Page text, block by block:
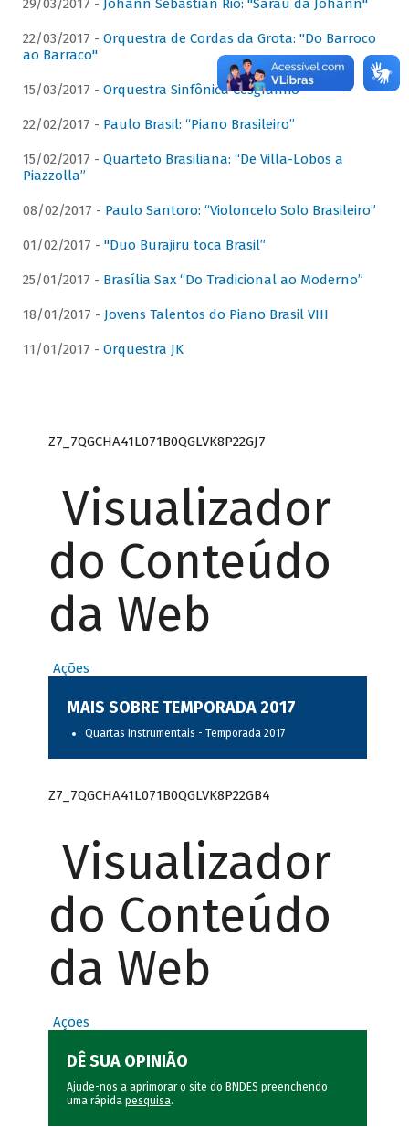
29/03/2017 - Johann Sebastian Rio: "Sarau da Johann"
22/03/2017 - Orquestra de Cordas da Grota: "Do Barroco
ao Barraco"
15/03/2017 - Orquestra Sinfônica Cesgranrio
22/02/2017 - Paulo Brasil: “Piano Brasileiro”
15/02/2017 - Quarteto Brasiliana: “De Villa-Lobos a
Piazzolla”
08/02/2017 - Paulo Santoro: “Violoncelo Solo Brasileiro”
01/02/2017 - "Duo Burajiru toca Brasil”
25/01/2017 - Brasília Sax “Do Tradicional ao Moderno”
18/01/2017 - Jovens Talentos do Piano Brasil VIII
11/01/2017 - Orquestra JK
Z7_7QGCHA41L071B0QGLVK8P22GJ7
Visualizador
do Conteúdo
da Web
Ações
MAIS SOBRE TEMPORADA 2017
Quartas Instrumentais - Temporada 2017
Z7_7QGCHA41L071B0QGLVK8P22GB4
Visualizador
do Conteúdo
da Web
Ações
DÊ SUA OPINIÃO
Ajude-nos a aprimorar o site do BNDES preenchendo
uma rápida pesquisa.